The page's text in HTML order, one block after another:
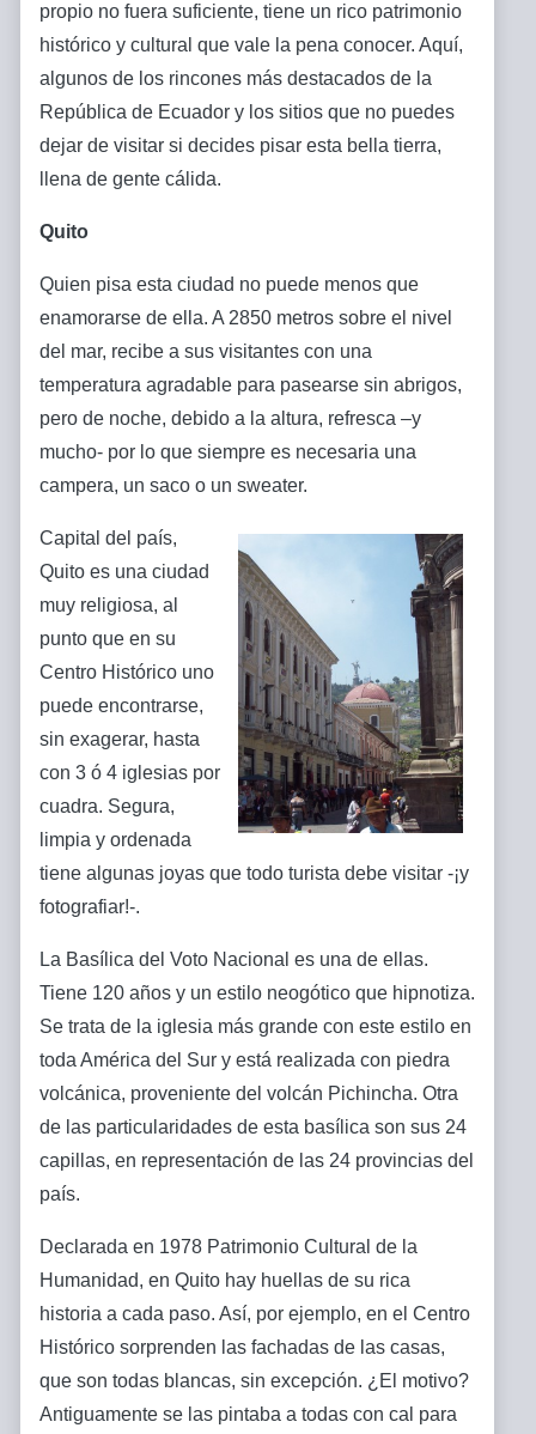
propio no fuera suficiente, tiene un rico patrimonio
histórico y cultural que vale la pena conocer. Aquí,
algunos de los rincones más destacados de la
República de Ecuador y los sitios que no puedes
dejar de visitar si decides pisar esta bella tierra,
llena de gente cálida.
Quito
Quien pisa esta ciudad no puede menos que
enamorarse de ella. A 2850 metros sobre el nivel
del mar, recibe a sus visitantes con una
temperatura agradable para pasearse sin abrigos,
pero de noche, debido a la altura, refresca –y
mucho- por lo que siempre es necesaria una
campera, un saco o un sweater.
Capital del país,
Quito es una ciudad
muy religiosa, al
punto que en su
Centro Histórico uno
puede encontrarse,
sin exagerar, hasta
con 3 ó 4 iglesias por
cuadra. Segura,
limpia y ordenada
tiene algunas joyas que todo turista debe visitar -¡y
fotografiar!-.
La Basílica del Voto Nacional es una de ellas.
Tiene 120 años y un estilo neogótico que hipnotiza.
Se trata de la iglesia más grande con este estilo en
toda América del Sur y está realizada con piedra
volcánica, proveniente del volcán Pichincha. Otra
de las particularidades de esta basílica son sus 24
capillas, en representación de las 24 provincias del
país.
Declarada en 1978 Patrimonio Cultural de la
Humanidad, en Quito hay huellas de su rica
historia a cada paso. Así, por ejemplo, en el Centro
Histórico sorprenden las fachadas de las casas,
que son todas blancas, sin excepción. ¿El motivo?
Antiguamente se las pintaba a todas con cal para